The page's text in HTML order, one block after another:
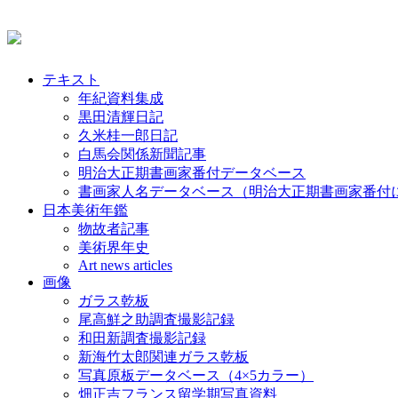
テキスト
年紀資料集成
黒田清輝日記
久米桂一郎日記
白馬会関係新聞記事
明治大正期書画家番付データベース
書画家人名データベース（明治大正期書画家番付
日本美術年鑑
物故者記事
美術界年史
Art news articles
画像
ガラス乾板
尾高鮮之助調査撮影記録
和田新調査撮影記録
新海竹太郎関連ガラス乾板
写真原板データベース（4×5カラー）
畑正吉フランス留学期写真資料